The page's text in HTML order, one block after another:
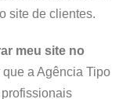
site de clientes.
meu site no
que a Agência Tipo